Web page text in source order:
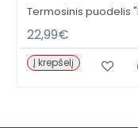
22,99€
Į krepšelį